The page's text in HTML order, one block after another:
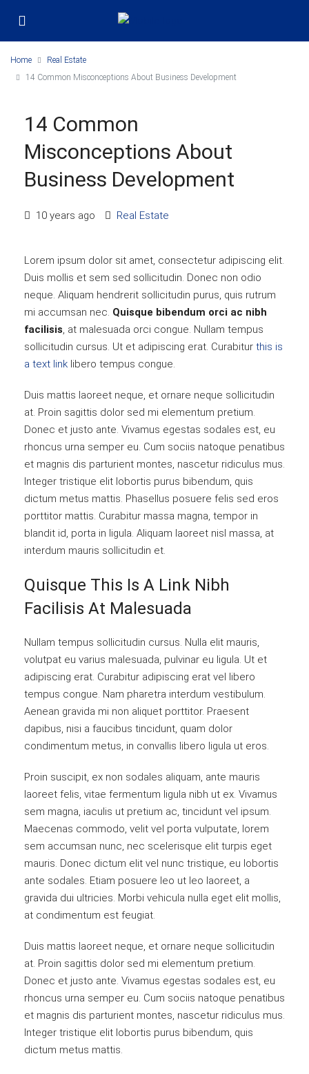
Home
Real Estate
14 Common Misconceptions About Business Development
14 Common
Misconceptions About
Business Development
10 years ago Real Estate
Lorem ipsum dolor sit amet, consectetur adipiscing elit.
Duis mollis et sem sed sollicitudin. Donec non odio
neque. Aliquam hendrerit sollicitudin purus, quis rutrum
mi accumsan nec. Quisque bibendum orci ac nibh
facilisis, at malesuada orci congue. Nullam tempus
sollicitudin cursus. Ut et adipiscing erat. Curabitur this is
a text link libero tempus congue.
Duis mattis laoreet neque, et ornare neque sollicitudin
at. Proin sagittis dolor sed mi elementum pretium.
Donec et justo ante. Vivamus egestas sodales est, eu
rhoncus urna semper eu. Cum sociis natoque penatibus
et magnis dis parturient montes, nascetur ridiculus mus.
Integer tristique elit lobortis purus bibendum, quis
dictum metus mattis. Phasellus posuere felis sed eros
porttitor mattis. Curabitur massa magna, tempor in
blandit id, porta in ligula. Aliquam laoreet nisl massa, at
interdum mauris sollicitudin et.
Quisque This Is A Link Nibh
Facilisis At Malesuada
Nullam tempus sollicitudin cursus. Nulla elit mauris,
volutpat eu varius malesuada, pulvinar eu ligula. Ut et
adipiscing erat. Curabitur adipiscing erat vel libero
tempus congue. Nam pharetra interdum vestibulum.
Aenean gravida mi non aliquet porttitor. Praesent
dapibus, nisi a faucibus tincidunt, quam dolor
condimentum metus, in convallis libero ligula ut eros.
Proin suscipit, ex non sodales aliquam, ante mauris
laoreet felis, vitae fermentum ligula nibh ut ex. Vivamus
sem magna, iaculis ut pretium ac, tincidunt vel ipsum.
Maecenas commodo, velit vel porta vulputate, lorem
sem accumsan nunc, nec scelerisque elit turpis eget
mauris. Donec dictum elit vel nunc tristique, eu lobortis
ante sodales. Etiam posuere leo ut leo laoreet, a
gravida dui ultricies. Morbi vehicula nulla eget elit mollis,
at condimentum est feugiat.
Duis mattis laoreet neque, et ornare neque sollicitudin
at. Proin sagittis dolor sed mi elementum pretium.
Donec et justo ante. Vivamus egestas sodales est, eu
rhoncus urna semper eu. Cum sociis natoque penatibus
et magnis dis parturient montes, nascetur ridiculus mus.
Integer tristique elit lobortis purus bibendum, quis
dictum metus mattis.